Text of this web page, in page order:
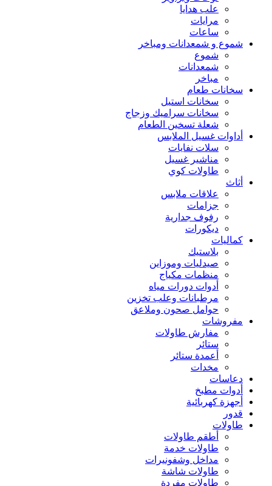
علب هدايا
مرايات
ساعات
شموع و شمعدانات ومباخر
شموع
شمعدانات
مباخر
سخانات طعام
سخانات استيل
سخانات سراميك وزجاج
شعلة تسخين الطعام
أداوات غسيل الملابس
سلات نفايات
مناشير غسيل
طاولات كوي
أثاث
علاقات ملابس
جزامات
رفوف جدارية
ديكورات
كماليات
بلاستيك
صيدليات وموزاين
منظمات مكياج
أدوات دورات مياه
مرطبانات وعلب تخزين
حوامل صحون وملاعق
مفروشات
مفارش طاولات
ستائر
أعمدة ستائر
مخدات
دعاسات
أدوات مطبخ
أجهزة كهربائية
قدور
طاولات
أطقم طاولات
طاولات خدمة
مداخل وشفونيرات
طاولات شاشة
طاولات مفردة